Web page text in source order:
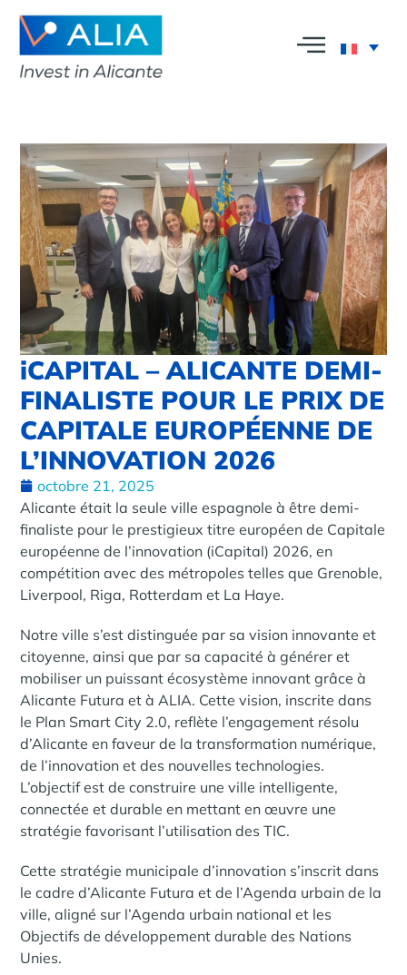
iCAPITAL – ALICANTE DEMI-
FINALISTE POUR LE PRIX DE
CAPITALE EUROPÉENNE DE
L’INNOVATION 2026
octobre 21, 2025
Alicante était la seule ville espagnole à être demi-
finaliste pour le prestigieux titre européen de Capitale
européenne de l’innovation (iCapital) 2026, en
compétition avec des métropoles telles que Grenoble,
Liverpool, Riga, Rotterdam et La Haye.
Notre ville s’est distinguée par sa vision innovante et
citoyenne, ainsi que par sa capacité à générer et
mobiliser un puissant écosystème innovant grâce à
Alicante Futura et à ALIA. Cette vision, inscrite dans
le Plan Smart City 2.0, reflète l’engagement résolu
d’Alicante en faveur de la transformation numérique,
de l’innovation et des nouvelles technologies.
L’objectif est de construire une ville intelligente,
connectée et durable en mettant en œuvre une
stratégie favorisant l’utilisation des TIC.
Cette stratégie municipale d’innovation s’inscrit dans
le cadre d’Alicante Futura et de l’Agenda urbain de la
ville, aligné sur l’Agenda urbain national et les
Objectifs de développement durable des Nations
Unies.